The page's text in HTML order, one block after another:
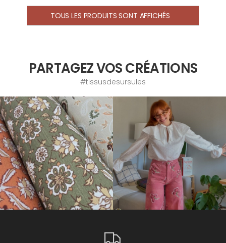
TOUS LES PRODUITS SONT AFFICHÉS
PARTAGEZ VOS CRÉATIONS
#tissusdesursules